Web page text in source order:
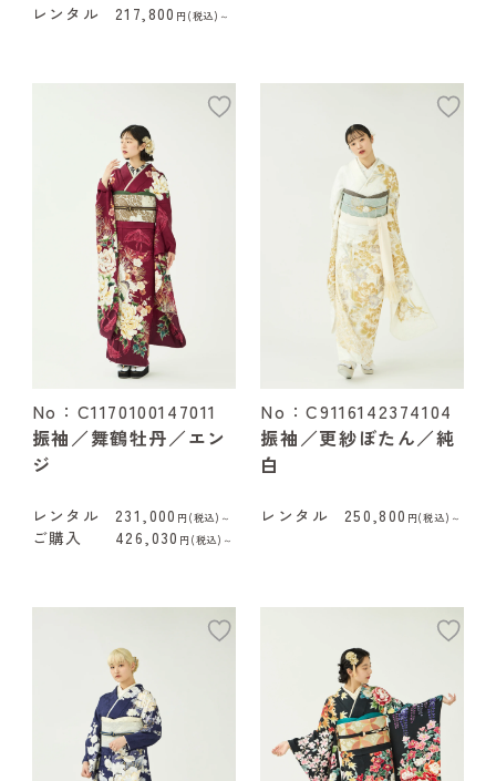
レンタル 217,800 円(税込)～
No：C1170100147011
振袖／舞鶴牡丹／エン
ジ
レンタル 231,000 円(税込)～
ご購入 426,030 円(税込)～
No：C9116142374104
振袖／更紗ぼたん／純
白
レンタル 250,800 円(税込)～